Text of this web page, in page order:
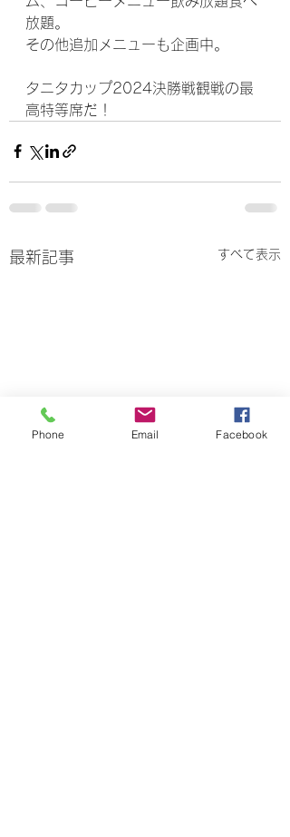
放題。
その他追加メニューも企画中。
タニタカップ2024決勝戦観戦の最
高特等席だ！
最新記事 すべて表示
Phone Email Facebook